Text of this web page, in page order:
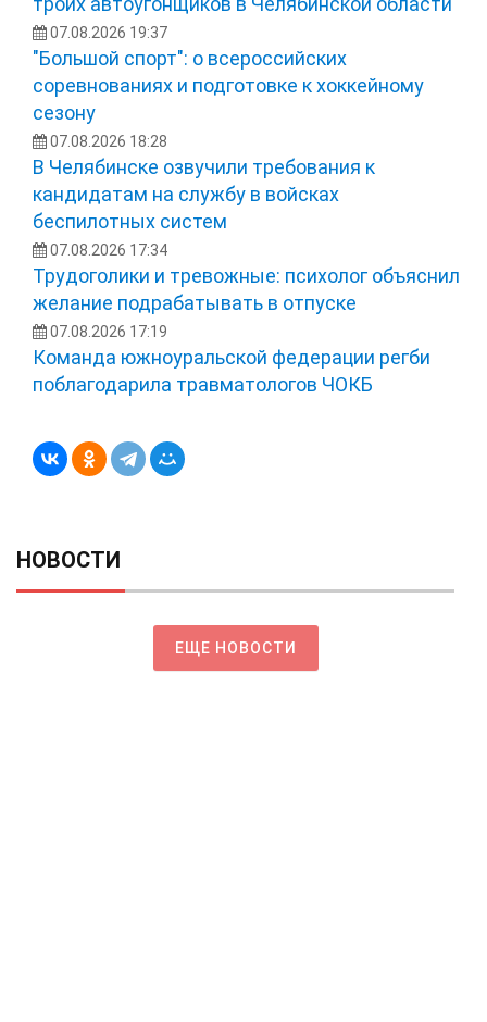
07.08.2026 19:37
"Большой спорт": о всероссийских
соревнованиях и подготовке к хоккейному
сезону
07.08.2026 18:28
В Челябинске озвучили требования к
кандидатам на службу в войсках
беспилотных систем
07.08.2026 17:34
Трудоголики и тревожные: психолог объяснил
желание подрабатывать в отпуске
07.08.2026 17:19
Команда южноуральской федерации регби
поблагодарила травматологов ЧОКБ
НОВОСТИ
ЕЩЕ НОВОСТИ